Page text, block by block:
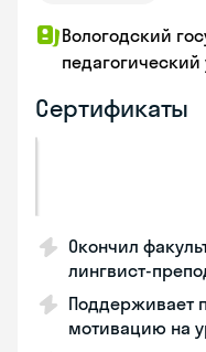
Вологодский
педагогический
Сертификаты
Окончил
лингвист-
Поддерживает
мотивацию на